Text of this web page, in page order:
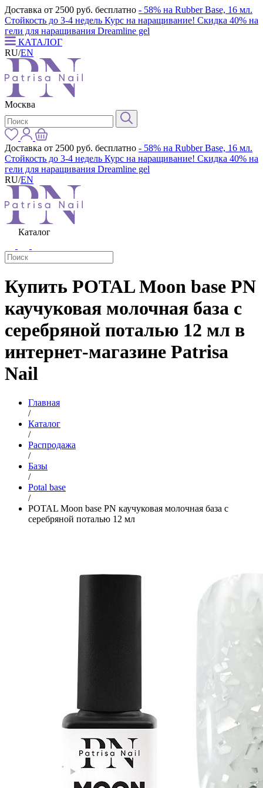
Доставка от 2500 руб. бесплатно - 58% на Rubber Base, 16 мл.
Стойкость до 3-4 недель Курс на наращивание! Скидка 40% на
гели для наращивания Dreamline gel
КАТАЛОГ
RU/EN
Москва
Доставка от 2500 руб. бесплатно - 58% на Rubber Base, 16 мл.
Стойкость до 3-4 недель Курс на наращивание! Скидка 40% на
гели для наращивания Dreamline gel
RU/EN
Каталог
Купить POTAL Moon base PN
каучуковая молочная база с
серебряной поталью 12 мл в
интернет-магазине Patrisa
Nail
Главная
/
Каталог
/
Распродажа
/
Базы
/
Potal base
/
POTAL Moon base PN каучуковая молочная база с
серебряной поталью 12 мл